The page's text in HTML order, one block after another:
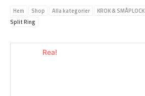
Hem Shop Alla kategorier KROK & SMÅPLOCK
Split Ring
Rea!